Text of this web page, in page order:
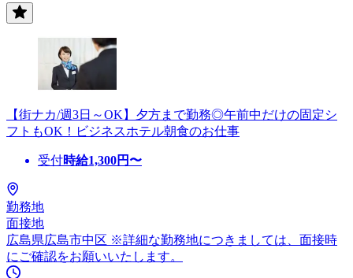
【街ナカ/週3日～OK】夕方まで勤務◎午前中だけの固定シ
フトもOK！ビジネスホテル朝食のお仕事
受付時給1,300円〜
勤務地
面接地
広島県広島市中区 ※詳細な勤務地につきましては、面接時
にご確認をお願いいたします。